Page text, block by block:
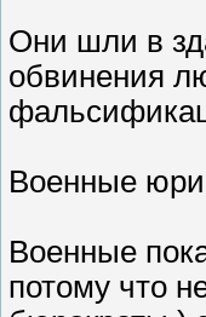
Они шли в
обвинения
Военные
Военные
потому что